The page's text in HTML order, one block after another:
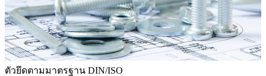
ตัวยึดตามมาตรฐาน DIN/ISO